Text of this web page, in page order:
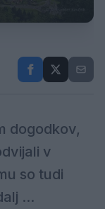
dogodkov,
v
so tudi
...